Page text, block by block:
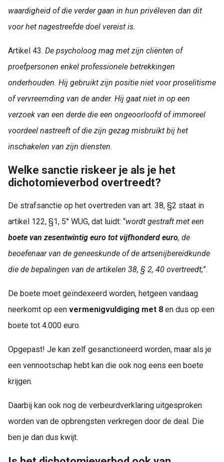
waardigheid of die verder gaan in hun privéleven dan dit
voor het nagestreefde doel vereist is.
Artikel 43. De psycholoog mag met zijn cliënten of
proefpersonen enkel professionele betrekkingen
onderhouden. Hij gebruikt zijn positie niet voor proselitisme
of vervreemding van de ander. Hij gaat niet in op een
verzoek van een derde die een ongeoorloofd of immoreel
voordeel nastreeft of die zijn gezag misbruikt bij het
inschakelen van zijn diensten.
Welke sanctie riskeer je als je het
dichotomieverbod overtreedt?
De strafsanctie op het overtreden van art. 38, §2 staat in
artikel 122, §1, 5° WUG, dat luidt: “wordt gestraft met een
boete van zesentwintig euro tot vijfhonderd euro, de
beoefenaar van de geneeskunde of de artsenijbereidkunde
die de bepalingen van de artikelen 38, § 2, 40 overtreedt;”.
De boete moet geïndexeerd worden, hetgeen vandaag
neerkomt op een vermenigvuldiging met 8 en dus op een
boete tot 4.000 euro.
Opgepast! Je kan zelf gesanctioneerd worden, maar als je
een vennootschap hebt kan die ook nog eens een boete
krijgen.
Daarbij kan ook nog de verbeurdverklaring uitgesproken
worden van de opbrengsten verkregen door de deal. Die
ben je dan dus kwijt.